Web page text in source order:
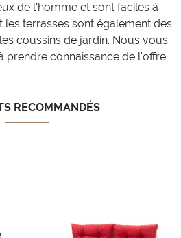
de l'homme et sont faciles à
les terrasses sont également des
coussins de jardin. Nous vous
prendre connaissance de l'offre.
RECOMMANDÉS